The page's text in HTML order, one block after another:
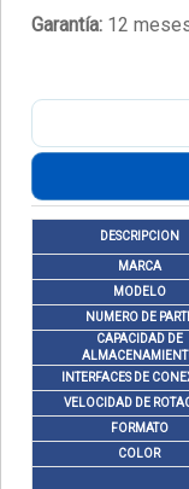
Garantía: 12
DESCRIPCION
MARCA
MODELO
NUMERO DE
CAPACIDAD DE
INTERFACES DE
VELOCIDAD DE
FORMATO
COLOR